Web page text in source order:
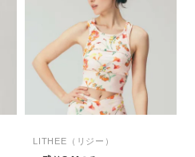
LITHEE（リジー）